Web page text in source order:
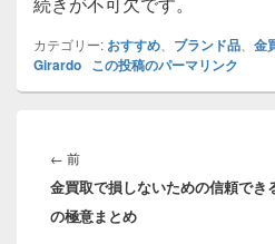
カテゴリー: おすすめ ブランド品 金
Girardo この投稿のパーマリンク
稿
ナ
ビ
ゲ
← 前前
の
投
金買取で損しないための信頼でき
の極意まとめ